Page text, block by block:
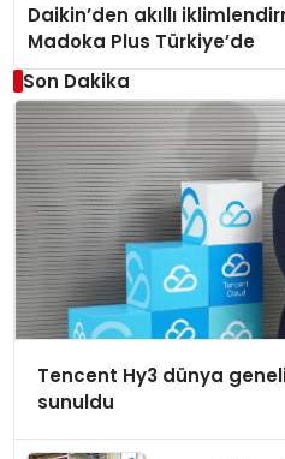
Daikin’den akıllı
Madoka Plus Türkiye’de
Son Dakika
Tencent Hy3 dünya
sunuldu